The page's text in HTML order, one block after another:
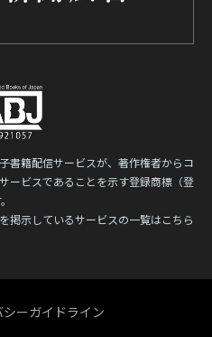
書籍配信サービスが、著作権者からコ
ービスであることを示す登録商標（登
掲示しているサービスの一覧はこちら
ーガイドライン